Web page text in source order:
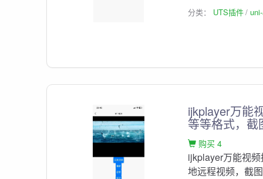
分类： UTS插件
ijkplayer万能
等等格式，
购买 4
ijkplayer万能视
地远程视频，截